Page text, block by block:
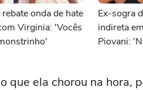
onda de hate
Virginia: 'Vocês
Ex-sogra
indireta
Piovani:
que ela chorou na hora,